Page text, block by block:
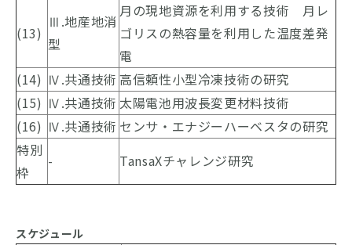
(13)
Ⅲ.地産地消
型
月の現地資源を利用する技術 月レ
ゴリスの熱容量を利用した温度差発
電
(14) Ⅳ.共通技術 高信頼性小型冷凍技術の研究
(15) Ⅳ.共通技術 太陽電池用波長変更材料技術
(16) Ⅳ.共通技術 センサ・エナジーハーベスタの研究
特別
枠
- TansaXチャレンジ研究
スケジュール